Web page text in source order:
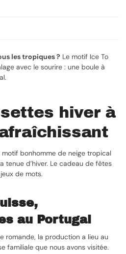
les tropiques ? Le motif Ice To
avec le sourire : une boule à
hiver à
bonhomme de neige tropical
tenue d’hiver. Le cadeau de fêtes
de mots.
au Portugal
romande, la production a lieu au
familiale que nous avons visitée.